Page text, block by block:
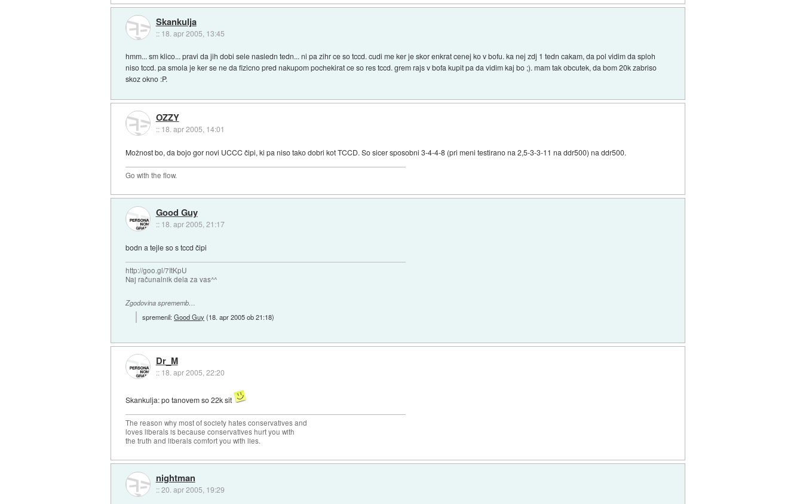
Skankulja
:: 18. apr 2005, 13:45
hmm... sm klico... pravi da jih dobi sele nasledn tedn... ni pa zihr ce so tccd. cudi me ker je skor enkrat cenej ko v bofu. ka nej zdj 1 tedn cakam, da pol vidim da sploh
niso tccd. pa smola je ker se ne da fizicno pred nakupom pochekirat ce so res tccd. grem rajs v bofa kupit pa da vidim kaj bo ;). mam tak obcutek, da bom 20k zabriso
skoz okno :P.
OZZY
:: 18. apr 2005, 14:01
Možnost bo, da bojo gor novi UCCC čipi, ki pa niso tako dobri kot TCCD. So sicer sposobni 3-4-4-8 (pri meni testirano na 2,5-3-3-11 na ddr500) na ddr500.
Go with the flow.
Good Guy
:: 18. apr 2005, 21:17
bodn a tejle so s tccd čipi
http://goo.gl/7ItKpU
Naj računalnik dela za vas^^
Zgodovina sprememb…
spremenil:Good Guy (18. apr 2005 ob 21:18)
Dr_M
:: 18. apr 2005, 22:20
Skankulja: po tanovem so 22k sit
The reason why most of society hates conservatives and
loves liberals is because conservatives hurt you with
the truth and liberals comfort you with lies.
nightman
::20. apr 2005, 19:29